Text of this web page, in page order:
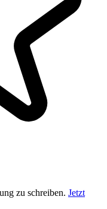
zu schreiben. Jetzt